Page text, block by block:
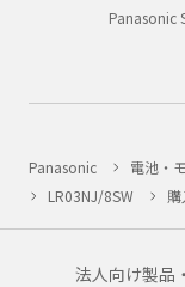
Panasonic
Panasonic 電池・
LR03NJ/8SW
購
法人向け製品